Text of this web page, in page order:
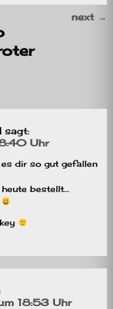
next →
sagt:
Uhr
dir so gut gefallen
bestellt…
18:53 Uhr